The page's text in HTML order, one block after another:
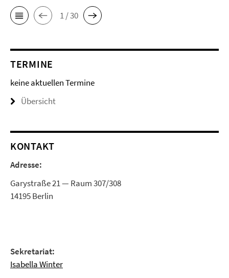
1 / 30
TERMINE
keine aktuellen Termine
Übersicht
KONTAKT
Adresse:
Garystraße 21 — Raum 307/308
14195 Berlin
Sekretariat:
Isabella Winter